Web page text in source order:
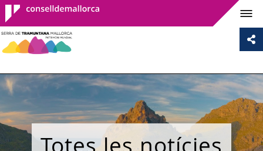
Consell de
Mallorca
Totes les notícies